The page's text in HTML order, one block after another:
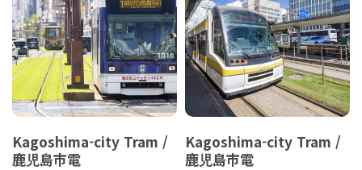
Kagoshima-city Tram /
鹿児島市電
Kagoshima-city Tram /
鹿児島市電